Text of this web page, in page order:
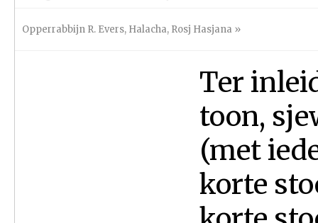
Opperrabbijn R. Evers, Halacha, Rosj Hasjana »
Ter
toon,
(met
korte